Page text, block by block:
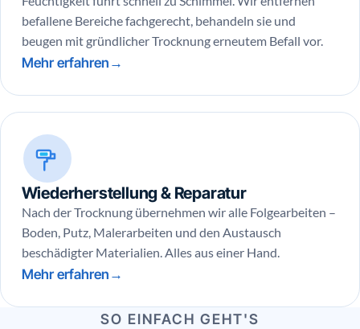
befallene Bereiche fachgerecht, behandeln sie und
beugen mit gründlicher Trocknung erneutem Befall vor.
Mehr erfahren
Wiederherstellung & Reparatur
Nach der Trocknung übernehmen wir alle Folgearbeiten –
Boden, Putz, Malerarbeiten und den Austausch
beschädigter Materialien. Alles aus einer Hand.
Mehr erfahren
SO EINFACH GEHT'S